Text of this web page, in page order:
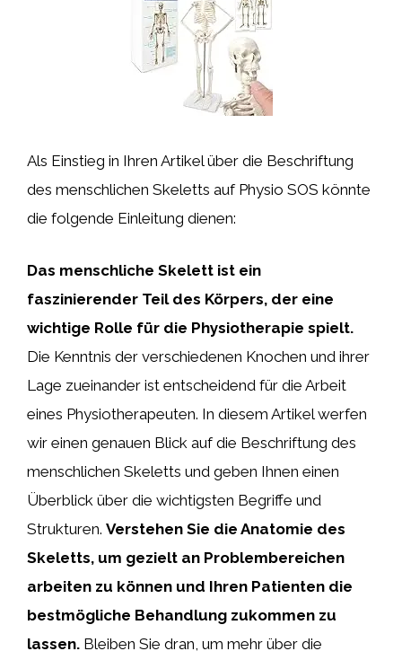
Als Einstieg in Ihren Artikel über die Beschriftung
des menschlichen Skeletts auf Physio SOS könnte
die folgende Einleitung dienen:
Das menschliche Skelett ist ein
faszinierender Teil des Körpers, der eine
wichtige Rolle für die Physiotherapie spielt.
Die Kenntnis der verschiedenen Knochen und ihrer
Lage zueinander ist entscheidend für die Arbeit
eines Physiotherapeuten. In diesem Artikel werfen
wir einen genauen Blick auf die Beschriftung des
menschlichen Skeletts und geben Ihnen einen
Überblick über die wichtigsten Begriffe und
Strukturen. Verstehen Sie die Anatomie des
Skeletts, um gezielt an Problembereichen
arbeiten zu können und Ihren Patienten die
bestmögliche Behandlung zukommen zu
lassen. Bleiben Sie dran, um mehr über die